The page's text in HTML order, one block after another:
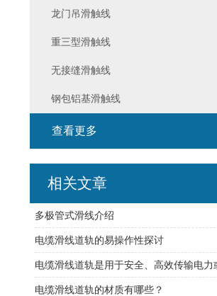
龙门吊滑触线
重三型滑触线
无接缝滑触线
钢包铝基滑触线
查看更多
相关文章
​多极管式滑线介绍
电缆滑线道轨的易操作性探讨
电缆滑线道轨的材质有哪些？